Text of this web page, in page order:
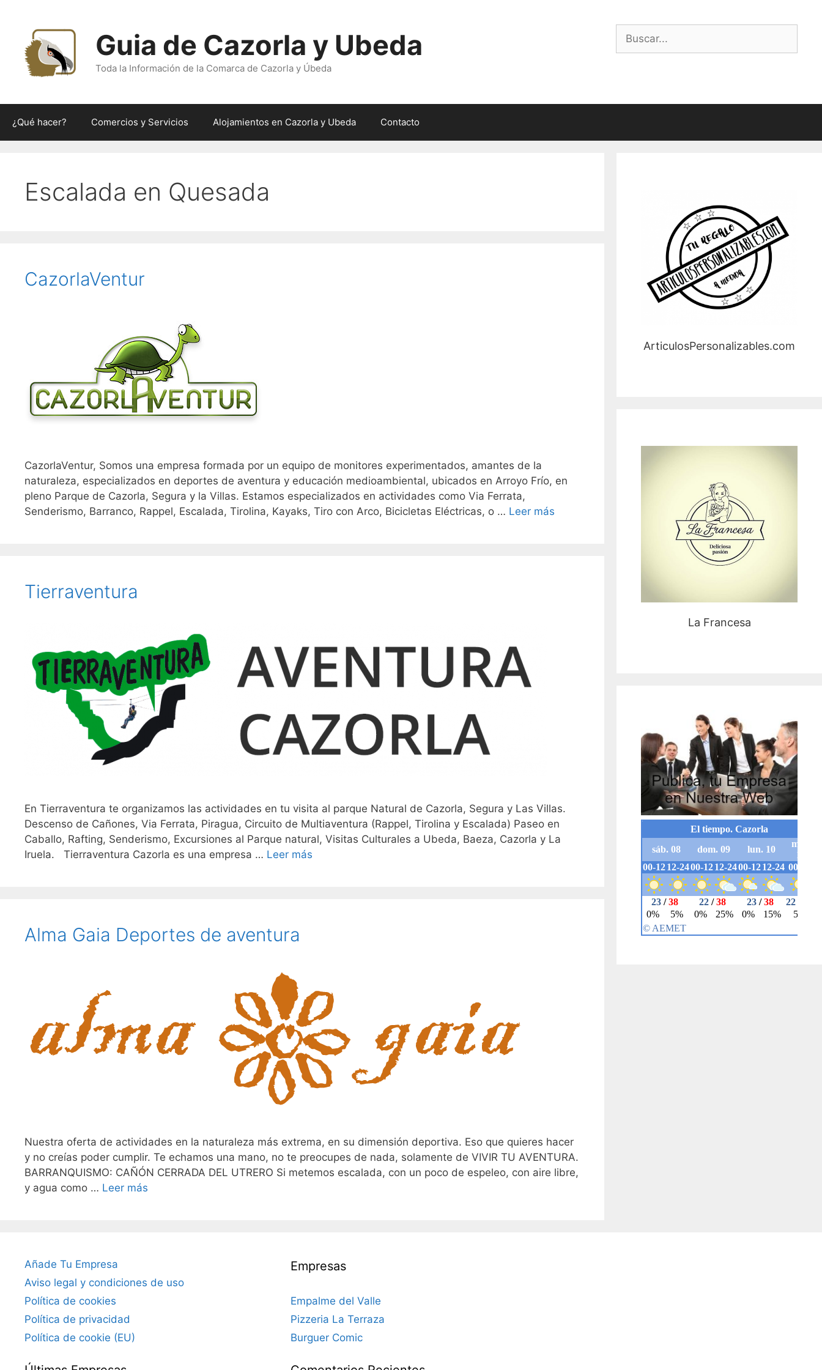
contenido
Buscar:
Guia de Cazorla y Ubeda
Toda la Información de la Comarca de Cazorla y Úbeda
¿Qué hacer? Comercios y Servicios Alojamientos en Cazorla y Ubeda Contacto
Escalada en Quesada
CazorlaVentur
CazorlaVentur, Somos una empresa formada por un equipo de monitores experimentados, amantes de la
naturaleza, especializados en deportes de aventura y educación medioambiental, ubicados en Arroyo Frío, en
pleno Parque de Cazorla, Segura y la Villas. Estamos especializados en actividades como Via Ferrata,
Senderismo, Barranco, Rappel, Escalada, Tirolina, Kayaks, Tiro con Arco, Bicicletas Eléctricas, o … Leer más
Tierraventura
En Tierraventura te organizamos las actividades en tu visita al parque Natural de Cazorla, Segura y Las Villas.
Descenso de Cañones, Via Ferrata, Piragua, Circuito de Multiaventura (Rappel, Tirolina y Escalada) Paseo en
Caballo, Rafting, Senderismo, Excursiones al Parque natural, Visitas Culturales a Ubeda, Baeza, Cazorla y La
Iruela. Tierraventura Cazorla es una empresa … Leer más
Alma Gaia Deportes de aventura
Nuestra oferta de actividades en la naturaleza más extrema, en su dimensión deportiva. Eso que quieres hacer
y no creías poder cumplir. Te echamos una mano, no te preocupes de nada, solamente de VIVIR TU AVENTURA.
BARRANQUISMO: CAÑÓN CERRADA DEL UTRERO Si metemos escalada, con un poco de espeleo, con aire libre,
y agua como … Leer más
ArticulosPersonalizables.com
La Francesa
Añade Tu Empresa
Aviso legal y condiciones de uso
Política de cookies
Política de privacidad
Política de cookie (EU)
Empresas
Empalme del Valle
Pizzeria La Terraza
Burguer Comic